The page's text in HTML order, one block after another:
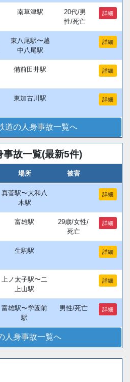
南草津駅
20代/男
性/死亡
詳細
東八尾駅〜越
中八尾駅
詳細
備前田井駅 詳細
東加古川駅 詳細
道の人身事故一覧へ
故一覧(最新5件)
場所 被害
真菅駅〜大和八
木駅
詳細
富雄駅
29歳/女性/
死亡
詳細
生駒駅 詳細
上ノ太子駅〜二
上山駅
詳細
富雄駅〜学園前
駅
男性/死亡 詳細
人身事故一覧へ